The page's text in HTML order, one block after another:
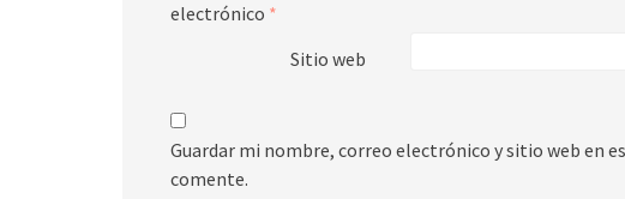
electrónico *
Sitio web
Guardar mi nombre, correo electrónico y sitio web en
comente.